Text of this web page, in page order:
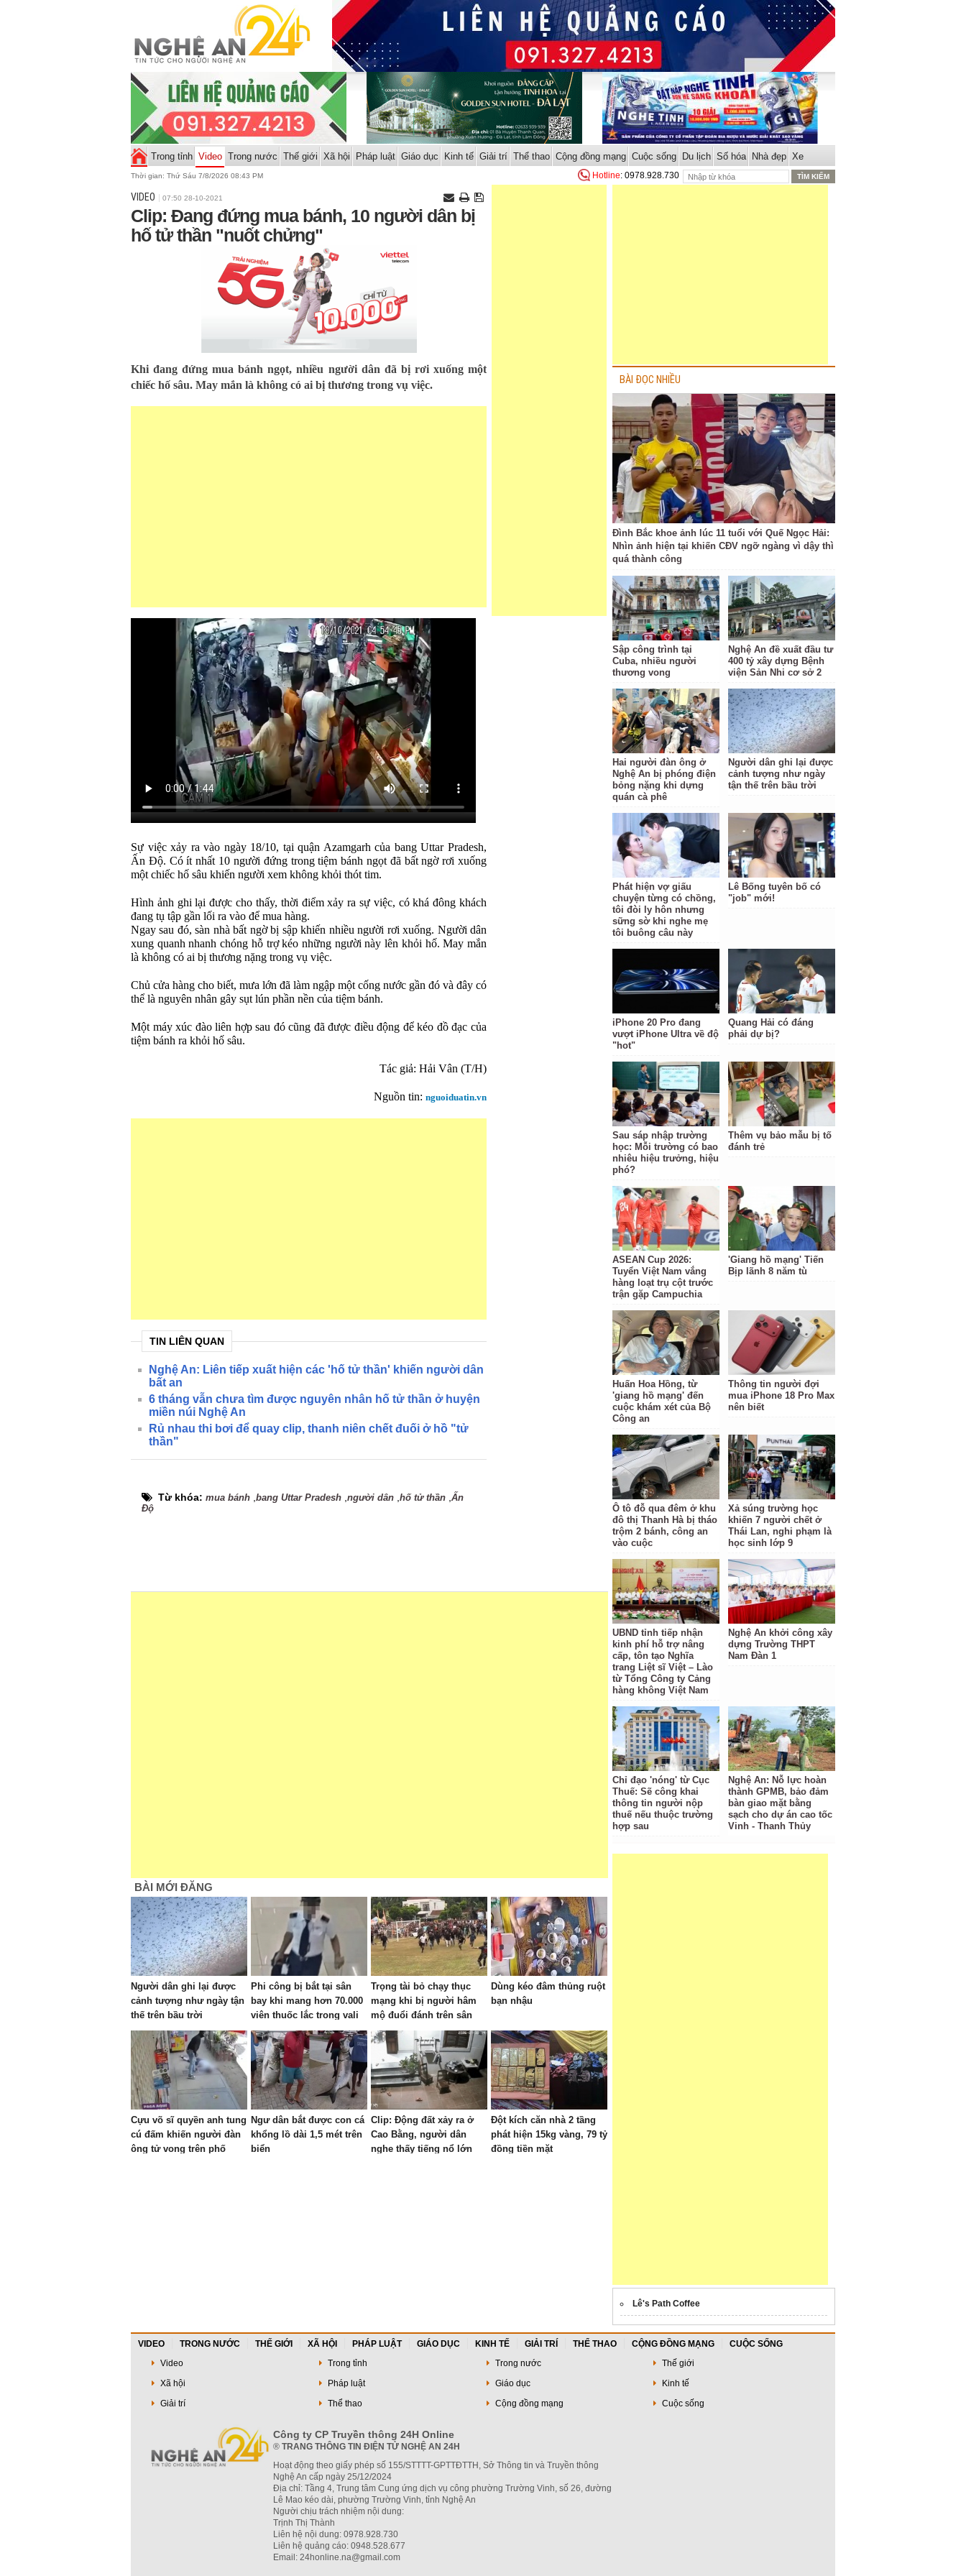
Trong tỉnh Video Trong nước Thế giới Xã hội Pháp luật Giáo dục Kinh tế Giải trí Thể thao Cộng đồng mạng Cuộc sống Du lịch Số hóa Nhà đẹp Xe
Thời gian: Thứ Sáu 7/8/2026 08:43 PM Hotline: 0978.928.730
VIDEO 07:50 28-10-2021
Clip: Đang đứng mua bánh, 10 người dân bị
hố tử thần "nuốt chửng"
Khi đang đứng mua bánh ngọt, nhiều người dân đã bị rơi xuống một
chiếc hố sâu. May mắn là không có ai bị thương trong vụ việc.
Sự việc xảy ra vào ngày 18/10, tại quận Azamgarh của bang Uttar Pradesh,
Ấn Độ. Có ít nhất 10 người đứng trong tiệm bánh ngọt đã bất ngờ rơi xuống
một chiếc hố sâu khiến người xem không khỏi thót tim.
Hình ảnh ghi lại được cho thấy, thời điểm xảy ra sự việc, có khá đông khách
đang tụ tập gần lối ra vào để mua hàng.
Ngay sau đó, sàn nhà bất ngờ bị sập khiến nhiều người rơi xuống. Người dân
xung quanh nhanh chóng hỗ trợ kéo những người này lên khỏi hố. May mắn
là không có ai bị thương nặng trong vụ việc.
Chủ cửa hàng cho biết, mưa lớn đã làm ngập một cống nước gần đó và đây có
thể là nguyên nhân gây sụt lún phần nền của tiệm bánh.
Một máy xúc đào liên hợp sau đó cũng đã được điều động để kéo đồ đạc của
tiệm bánh ra khỏi hố sâu.
Tác giả: Hải Vân (T/H)
Nguồn tin: nguoiduatin.vn
TIN LIÊN QUAN
Nghệ An: Liên tiếp xuất hiện các 'hố tử thần' khiến người dân
bất an
6 tháng vẫn chưa tìm được nguyên nhân hố tử thần ở huyện
miền núi Nghệ An
Rủ nhau thi bơi để quay clip, thanh niên chết đuối ở hồ "tử
thần"
Từ khóa: mua bánh bang Uttar Pradesh người dân hố tử thần Ấn
Độ
BÀI MỚI ĐĂNG
Người dân ghi lại được
cảnh tượng như ngày tận
thế trên bầu trời
Phi công bị bắt tại sân
bay khi mang hơn 70.000
viên thuốc lắc trong vali
Trọng tài bỏ chạy thục
mạng khi bị người hâm
mộ đuổi đánh trên sân
Dùng kéo đâm thủng ruột
bạn nhậu
Cựu võ sĩ quyền anh tung
cú đấm khiến người đàn
ông tử vong trên phố
Ngư dân bắt được con cá
khổng lồ dài 1,5 mét trên
biển
Clip: Động đất xảy ra ở
Cao Bằng, người dân
nghe thấy tiếng nổ lớn
Đột kích căn nhà 2 tầng
phát hiện 15kg vàng, 79 tỷ
đồng tiền mặt
BÀI ĐỌC NHIỀU
Đình Bắc khoe ảnh lúc 11 tuổi với Quế Ngọc Hải:
Nhìn ảnh hiện tại khiến CĐV ngỡ ngàng vì dậy thì
quá thành công
Sập công trình tại
Cuba, nhiều người
thương vong
Nghệ An đề xuất đầu tư
400 tỷ xây dựng Bệnh
viện Sản Nhi cơ sở 2
Hai người đàn ông ở
Nghệ An bị phóng điện
bỏng nặng khi dựng
quán cà phê
Người dân ghi lại được
cảnh tượng như ngày
tận thế trên bầu trời
Phát hiện vợ giấu
chuyện từng có chồng,
tôi đòi ly hôn nhưng
sững sờ khi nghe mẹ
tôi buông câu này
Lê Bống tuyên bố có
"job" mới!
iPhone 20 Pro đang
vượt iPhone Ultra về độ
"hot"
Quang Hải có đáng
phải dự bị?
Sau sáp nhập trường
học: Mỗi trường có bao
nhiêu hiệu trưởng, hiệu
phó?
Thêm vụ bảo mẫu bị tố
đánh trẻ
ASEAN Cup 2026:
Tuyển Việt Nam vắng
hàng loạt trụ cột trước
trận gặp Campuchia
'Giang hồ mạng' Tiến
Bịp lãnh 8 năm tù
Huấn Hoa Hồng, từ
'giang hồ mạng' đến
cuộc khám xét của Bộ
Công an
Thông tin người đợi
mua iPhone 18 Pro Max
nên biết
Ô tô đỗ qua đêm ở khu
đô thị Thanh Hà bị tháo
trộm 2 bánh, công an
vào cuộc
Xả súng trường học
khiến 7 người chết ở
Thái Lan, nghi phạm là
học sinh lớp 9
UBND tỉnh tiếp nhận
kinh phí hỗ trợ nâng
cấp, tôn tạo Nghĩa
trang Liệt sĩ Việt – Lào
từ Tổng Công ty Cảng
hàng không Việt Nam
Nghệ An khởi công xây
dựng Trường THPT
Nam Đàn 1
Chỉ đạo 'nóng' từ Cục
Thuế: Sẽ công khai
thông tin người nộp
thuế nếu thuộc trường
hợp sau
Nghệ An: Nỗ lực hoàn
thành GPMB, bảo đảm
bàn giao mặt bằng
sạch cho dự án cao tốc
Vinh - Thanh Thủy
Lê's Path Coffee
VIDEO TRONG NƯỚC THẾ GIỚI XÃ HỘI PHÁP LUẬT GIÁO DỤC KINH TẾ GIẢI TRÍ THỂ THAO CỘNG ĐỒNG MẠNG
CUỘC SỐNG
Video
Trong tỉnh Trong nước
Thế giới
Xã hội
Pháp luật Giáo dục
Kinh tế
Giải trí
Thể thao Cộng đồng mạng Cuộc sống
Công ty CP Truyền thông 24H Online
® TRANG THÔNG TIN ĐIỆN TỬ NGHỆ AN 24H
Hoạt động theo giấy phép số 155/STTTT-GPTTĐTTH, Sở Thông tin và Truyền thông
Nghệ An cấp ngày 25/12/2024
Địa chỉ: Tầng 4, Trung tâm Cung ứng dịch vụ công phường Trường Vinh, số 26, đường
Lê Mao kéo dài, phường Trường Vinh, tỉnh Nghệ An
Người chịu trách nhiệm nội dung:
Trịnh Thị Thành
Liên hệ nội dung: 0978.928.730
Liên hệ quảng cáo: 0948.528.677
Email: 24honline.na@gmail.com